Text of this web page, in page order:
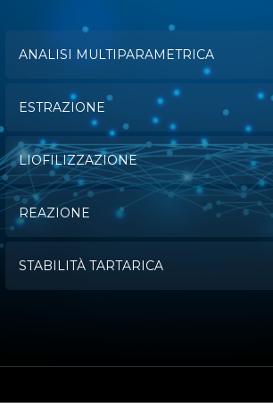
ANALISI MULTIPARAMETRICA
ESTRAZIONE
LIOFILIZZAZIONE
REAZIONE
STABILITÀ TARTARICA